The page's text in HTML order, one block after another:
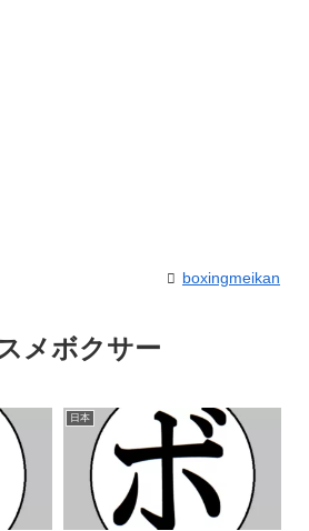
boxingmeikan
メボクサー
日本